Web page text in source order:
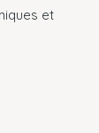
et